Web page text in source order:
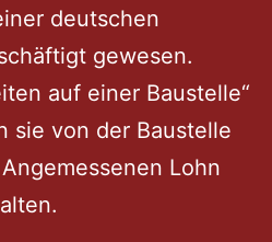
deutschen
gewesen.
auf einer Baustelle“
sie von der Baustelle
Lohn